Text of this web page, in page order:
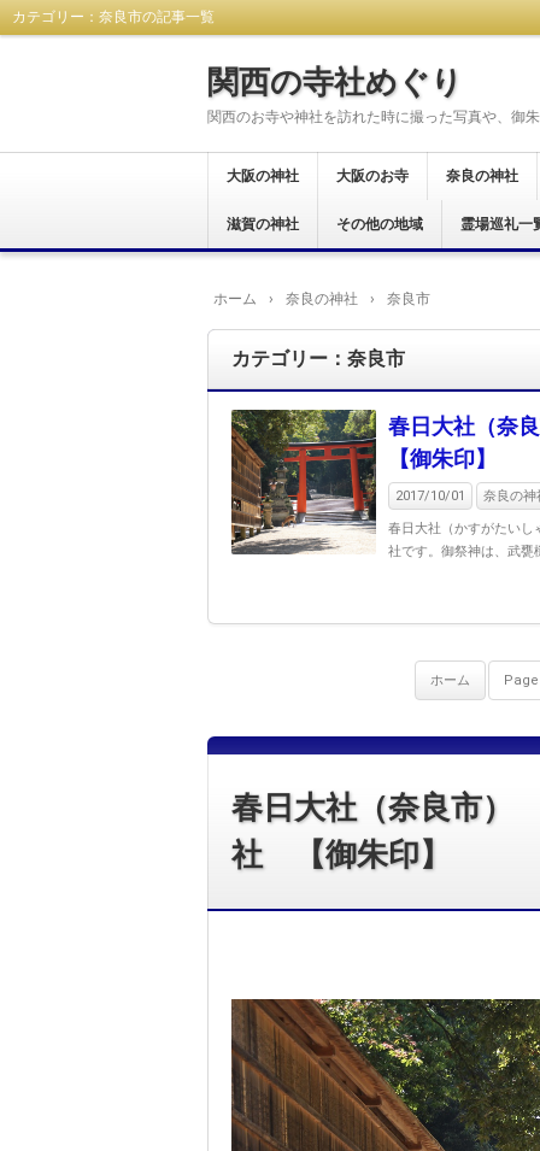
カテゴリー：奈良市の記事一覧
関西の寺社めぐり
関西のお寺や神社を訪れた時に撮った写真や、御
大阪の神社
大阪市
東大阪市
八尾市
藤井寺市
富田林市
羽曳野市
柏原市
河内長野市
堺市
大阪狭山市
交野市
松原市
茨木市
岸和田市
和泉市
貝塚市
阪南市
高石市
豊中市
泉佐野市
泉南市
南河内郡
大阪のお寺
大阪市
東大阪市
八尾市
富田林市
河内長野市
羽曳野市
藤井寺市
柏原市
堺市
泉南市
箕面市
和泉市
岸和田市
貝塚市
南河内郡
泉佐野市
豊中市
奈良の神社
奈良市
生駒市
桜井市
橿原市
天理市
御所市
葛城市
大和郡山市
宇陀市
生駒郡
磯城郡
吉野郡
北葛城郡
高市郡
滋賀の神社 その他の地域 霊場巡礼一
ホーム › 奈良の神社 › 奈良市
カテゴリー：奈良市
春日大社（奈
【御朱印】
2017/10/01 奈良の神
春日大社（かすがたいし
社です。御祭神は、武甕
ホーム
春日大社（奈良市）
社 【御朱印】